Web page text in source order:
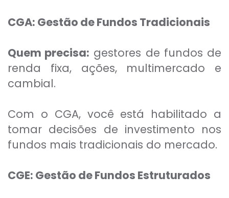
CGA: Gestão de Fundos Tradicionais
Quem precisa: gestores de fundos de
renda fixa, ações, multimercado e
cambial.
Com o CGA, você está habilitado a
tomar decisões de investimento nos
fundos mais tradicionais do mercado.
CGE: Gestão de Fundos Estruturados